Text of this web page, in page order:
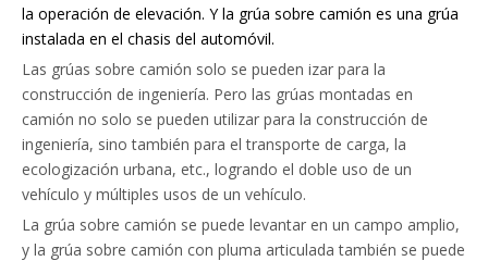
la operación de elevación. Y la grúa sobre camión es una grúa
instalada en el chasis del automóvil.
Las grúas sobre camión solo se pueden izar para la
construcción de ingeniería. Pero las grúas montadas en
camión no solo se pueden utilizar para la construcción de
ingeniería, sino también para el transporte de carga, la
ecologización urbana, etc., logrando el doble uso de un
vehículo y múltiples usos de un vehículo.
La grúa sobre camión se puede levantar en un campo amplio,
y la grúa sobre camión con pluma articulada también se puede